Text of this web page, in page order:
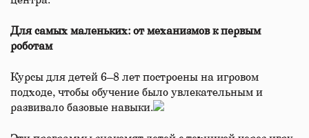
Для самых маленьких: от механизмов к первым
роботам
Курсы для детей 6–8 лет построены на игровом
подходе, чтобы обучение было увлекательным и
развивало базовые навыки.